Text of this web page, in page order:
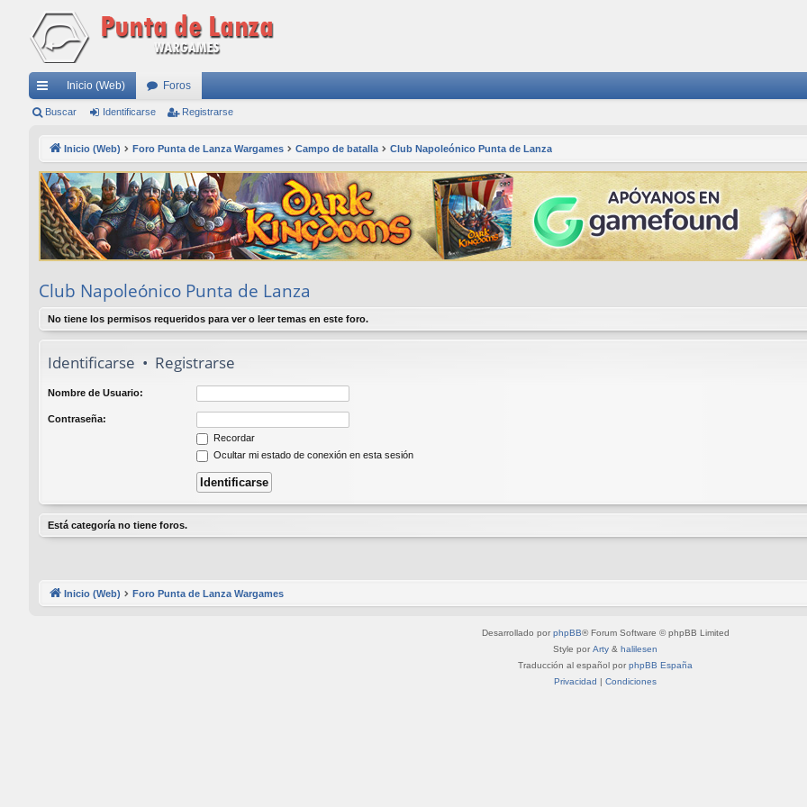
nl
rá
pi
do
Inicio (Web) Foros
Buscar Identificarse Registrarse
Inicio (Web) Foro Punta de Lanza Wargames Campo de batalla Club Napoleónico Punta de Lanza
Club Napoleónico Punta de Lanza
No tiene los permisos requeridos para ver o leer temas en este foro.
Identificarse • Registrarse
Nombre de Usuario:
Contraseña:
Recordar
Ocultar mi estado de conexión en esta sesión
Está categoría no tiene foros.
Inicio (Web) Foro Punta de Lanza Wargames
Desarrollado por phpBB® Forum Software © phpBB Limited
Style por Arty & halilesen
Traducción al español por phpBB España
Privacidad | Condiciones